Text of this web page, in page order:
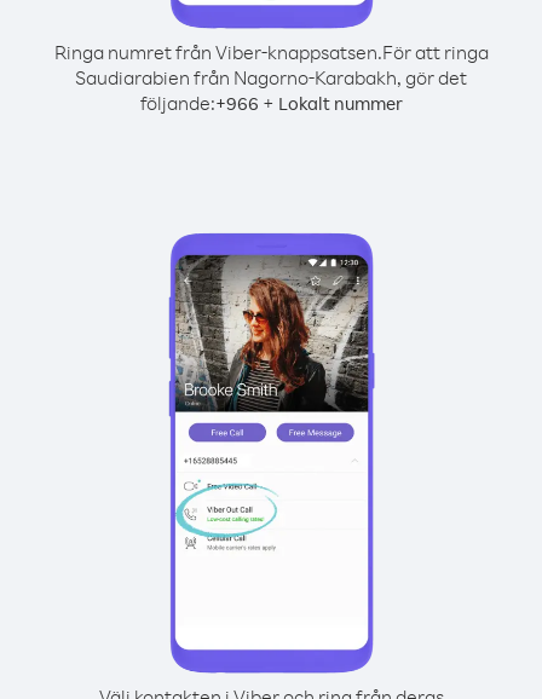
Ringa numret från Viber-knappsatsen.För att ringa
Saudiarabien från Nagorno-Karabakh, gör det
följande:+966 + Lokalt nummer